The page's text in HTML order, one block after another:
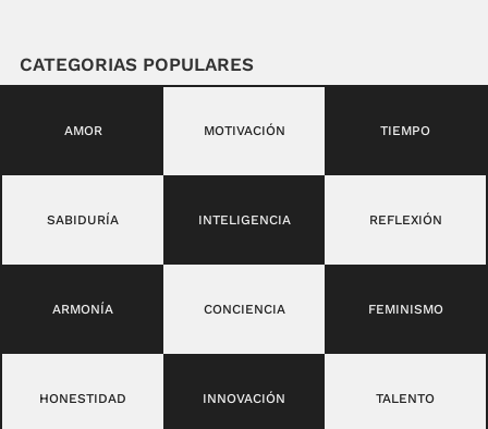
CATEGORIAS POPULARES
AMOR MOTIVACIÓN TIEMPO
SABIDURÍA INTELIGENCIA REFLEXIÓN
ARMONÍA CONCIENCIA FEMINISMO
HONESTIDAD INNOVACIÓN TALENTO